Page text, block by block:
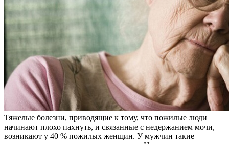
Тяжелые болезни, приводящие к тому, что пожилые люди
начинают плохо пахнуть, и связанные с недержанием мочи,
возникают у 40 % пожилых женщин. У мужчин такие